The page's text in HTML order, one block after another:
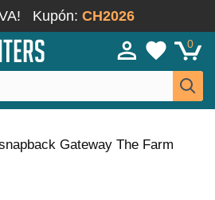
Kupón: CH2026
0
Gateway The Farm